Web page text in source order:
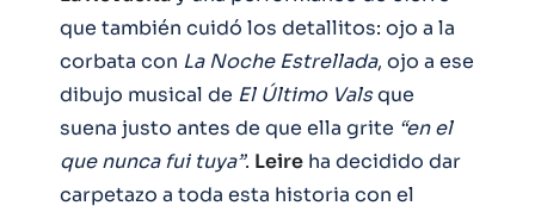
que también cuidó los detallitos: ojo a la
corbata con La Noche Estrellada, ojo a ese
dibujo musical de El Último Valsque
suena justo antes de que ella grite “en el
que nunca fui tuya”. Leire ha decidido dar
carpetazo a toda esta historia con el